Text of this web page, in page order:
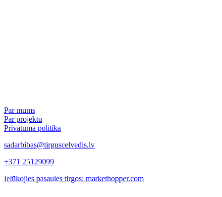
Par mums
Par projektu
Privātuma politika
sadarbibas@tirguscelvedis.lv
+371 25129099
Ielūkojies pasaules tirgos: markethopper.com